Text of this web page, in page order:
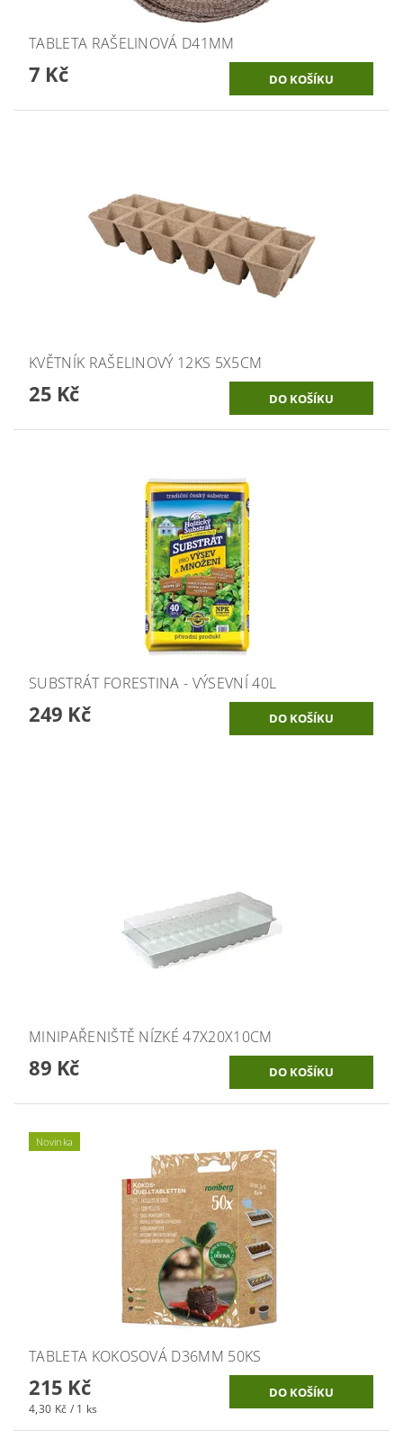
TABLETA RAŠELINOVÁ D41MM
7 Kč
KVĚTNÍK RAŠELINOVÝ 12KS 5X5CM
25 Kč
SUBSTRÁT FORESTINA - VÝSEVNÍ 40L
249 Kč
MINIPAŘENIŠTĚ NÍZKÉ 47X20X10CM
89 Kč
Novinka
TABLETA KOKOSOVÁ D36MM 50KS
215 Kč
4,30 Kč / 1 ks